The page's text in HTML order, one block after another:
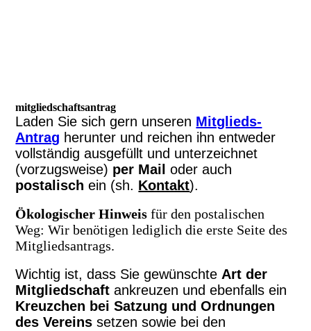
mitgliedschaftsantrag
Laden Sie sich gern unseren Mitglieds-
Antrag herunter und reichen ihn entweder
vollständig ausgefüllt und unterzeichnet
(vorzugsweise) per Mail oder auch
postalisch ein (sh. Kontakt).
Ökologischer Hinweis für den postalischen
Weg: Wir benötigen lediglich die erste Seite des
Mitgliedsantrags.
Wichtig ist, dass Sie gewünschte Art der
Mitgliedschaft ankreuzen und ebenfalls ein
Kreuzchen bei Satzung und Ordnungen
des Vereins setzen sowie bei den